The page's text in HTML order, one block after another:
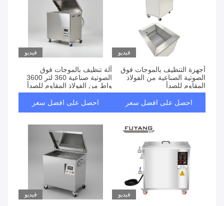
فيديو
أجهزة التنظيف بالموجات فوق
الصوتية الصناعية من الفولاذ
المقاوم للصدأ
احصل على افضل سعر
فيديو
آلة تنظيف بالموجات فوق
الصوتية صناعية 360 لتر 3600
واط من الفولاذ المقاوم للصدأ
احصل على افضل سعر
فيديو فيديو